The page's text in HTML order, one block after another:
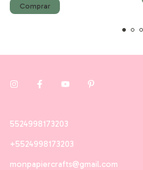
5524998173203
+5524998173203
monpapiercrafts@gmail.com